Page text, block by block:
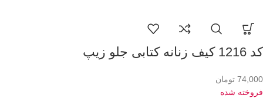
کد 1216 کیف زنانه کتابی جلو زیپ
74,000 تومان
فروخته شده